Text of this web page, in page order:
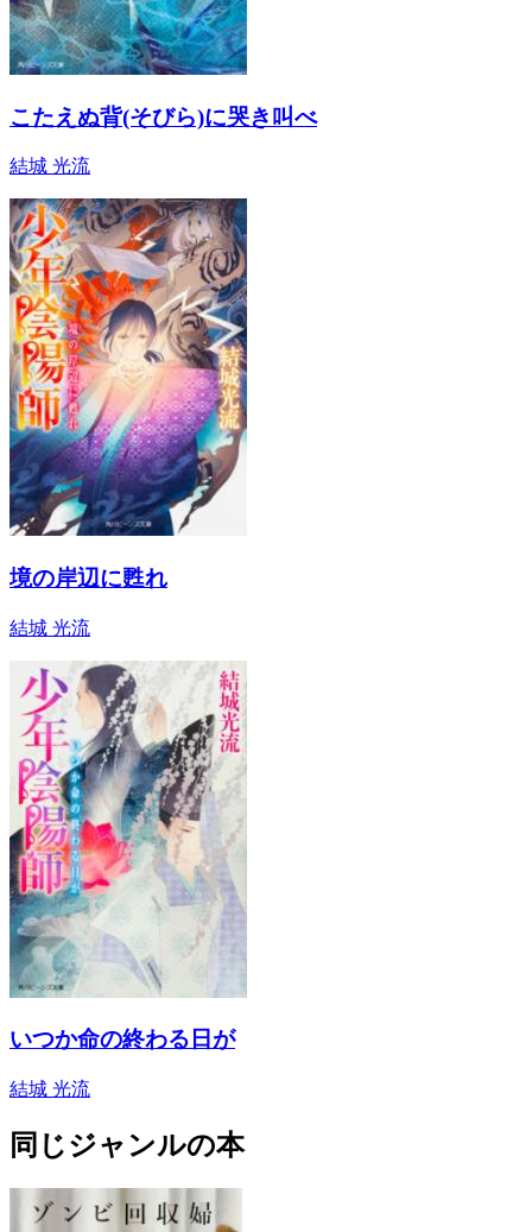
こたえぬ背(そびら)に哭き叫べ
結城 光流
境の岸辺に甦れ
結城 光流
いつか命の終わる日が
結城 光流
同じジャンルの本